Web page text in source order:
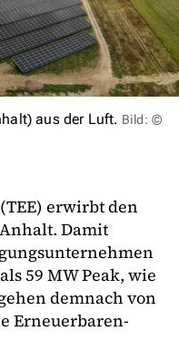
aus der Luft. Bild: ©
erwirbt den
Damit
59 MW Peak, wie
demnach von
Erneuerbaren-